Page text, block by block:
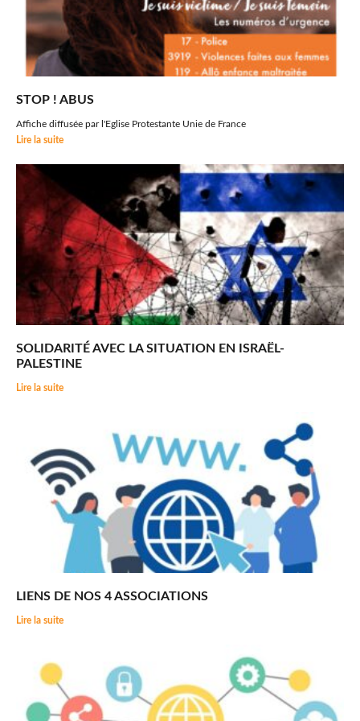
STOP ! ABUS
Affiche diffusée par l'Eglise Protestante Unie de France
Lire la suite
SOLIDARITÉ AVEC LA SITUATION EN ISRAËL-
PALESTINE
Lire la suite
LIENS DE NOS 4 ASSOCIATIONS
Lire la suite